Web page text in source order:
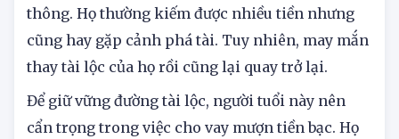
Người tuổi Tân Dậu có vận tài lộc khá hanh
thông. Họ thường kiếm được nhiều tiền nhưng
cũng hay gặp cảnh phá tài. Tuy nhiên, may mắn
thay tài lộc của họ rồi cũng lại quay trở lại.
Để giữ vững đường tài lộc, người tuổi này nên